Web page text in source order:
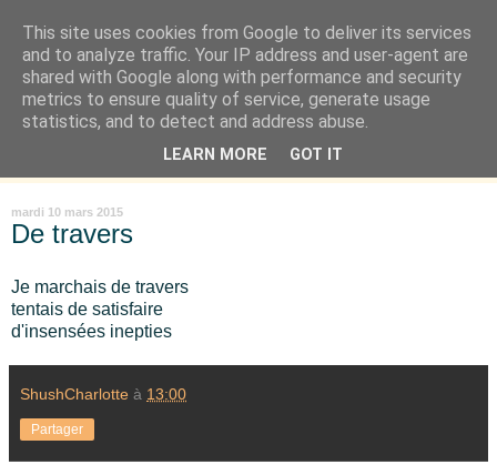
Là où je suis née
"Les temps sont durs pour les rêveurs" mais shush shush,
j'ai le cœur à l'affût et j'ouvre mon carnet de peau. « Soyez
vous-même, tous les autres sont déjà pris. » Oscar Wilde
mardi 10 mars 2015
De travers
Je marchais de travers
tentais de satisfaire
d'insensées inepties
ShushCharlotte à 13:00
Partager
This site uses cookies from Google to deliver its services
and to analyze traffic. Your IP address and user-agent are
shared with Google along with performance and security
metrics to ensure quality of service, generate usage
statistics, and to detect and address abuse.
LEARN MORE GOT IT